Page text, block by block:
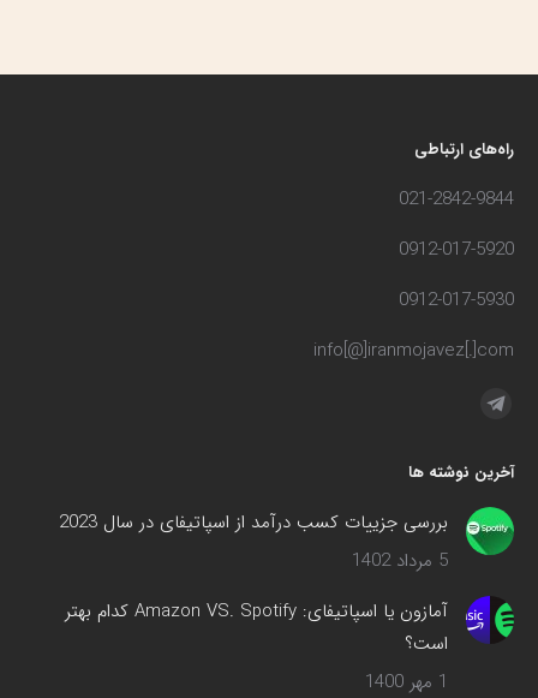
راه‌های ارتباطی
021-2842-9844
0912-017-5920
0912-017-5930
info[@]iranmojavez[.]com
مارا در اینجا پیدا کنید:
تلگرام
در
پنجره
جدید
می‌شود
آخرین نوشته ها
بررسی جزییات کسب درآمد از اسپاتیفای در سال 2023
5 مرداد 1402
آمازون یا اسپاتیفای: Amazon VS. Spotify کدام بهتر
است؟
1 مهر 1400